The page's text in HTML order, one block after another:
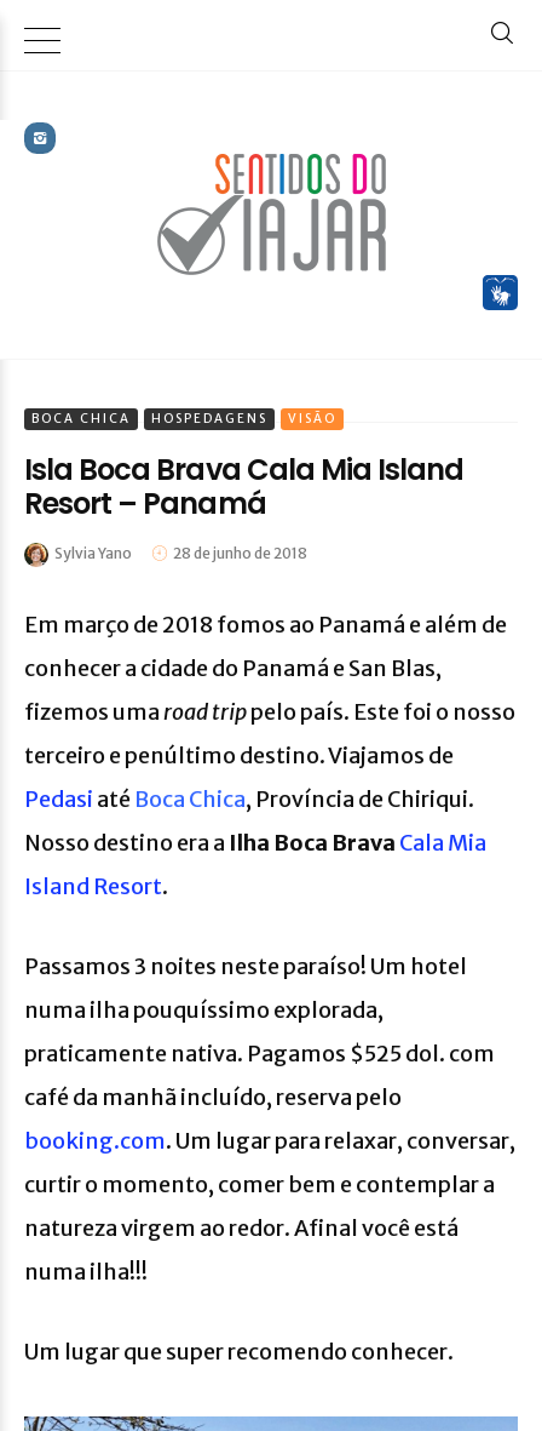
BOCA CHICA HOSPEDAGENS VISÃO
Isla Boca Brava Cala Mia Island
Resort – Panamá
Sylvia Yano 28 de junho de 2018
Em março de 2018 fomos ao Panamá e além de
conhecer a cidade do Panamá e San Blas,
fizemos umaroad trippelo país. Este foi o nosso
terceiro e penúltimo destino. Viajamos de
Pedasi até Boca Chica, Província de Chiriqui.
Nosso destino era a Ilha Boca Brava Cala Mia
Island Resort.
Passamos 3 noites neste paraíso! Um hotel
numa ilha pouquíssimo explorada,
praticamente nativa. Pagamos $525 dol. com
café da manhã incluído, reserva pelo
booking.com. Um lugar para relaxar, conversar,
curtir o momento, comer bem e contemplar a
natureza virgem ao redor. Afinal você está
numa ilha!!!
Um lugar que super recomendo conhecer.